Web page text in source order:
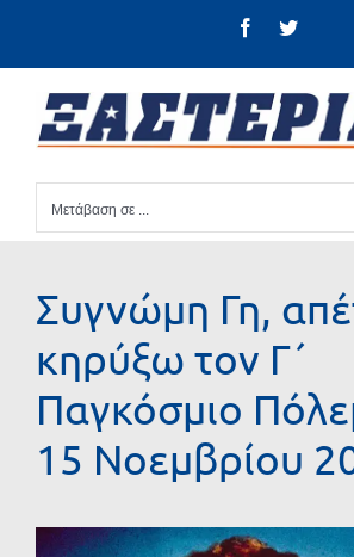
FacebookTwitter
Μετάβαση σε ...
Συγνώμη Γη,
κηρύξω τον Γ΄
Παγκόσμιο
15 Νοεμβρίου
Προβολή